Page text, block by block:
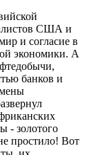
США и
и согласие в
экономики. А
банков и
- золотого
простило! Вот